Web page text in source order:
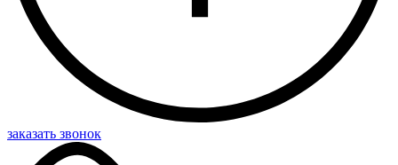
заказать звонок